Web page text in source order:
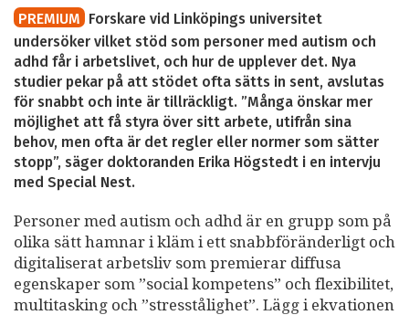
PREMIUM Forskare vid Linköpings universitet
undersöker vilket stöd som personer med autism och
adhd får i arbetslivet, och hur de upplever det. Nya
studier pekar på att stödet ofta sätts in sent, avslutas
för snabbt och inte är tillräckligt. ”Många önskar mer
möjlighet att få styra över sitt arbete, utifrån sina
behov, men ofta är det regler eller normer som sätter
stopp”, säger doktoranden Erika Högstedt i en intervju
med Special Nest.
Personer med autism och adhd är en grupp som på
olika sätt hamnar i kläm i ett snabbföränderligt och
digitaliserat arbetsliv som premierar diffusa
egenskaper som ”social kompetens” och flexibilitet,
multitasking och ”stresstålighet”. Lägg i ekvationen